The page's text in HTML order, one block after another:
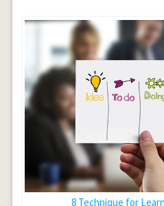
8 Technique for